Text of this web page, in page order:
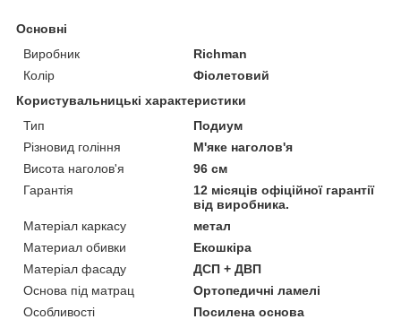
Основні
Виробник
Richman
Колір
Фіолетовий
Користувальницькі характеристики
Тип
Подиум
Різновид гоління
М'яке наголов'я
Висота наголов'я
96 см
Гарантія
12 місяців офіційної гарантії
від виробника.
Матеріал каркасу
метал
Материал обивки
Екошкіра
Матеріал фасаду
ДСП + ДВП
Основа під матрац
Ортопедичні ламелі
Особливості
Посилена основа